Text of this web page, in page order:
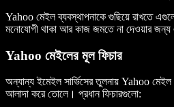
Yahoo মেইল ব্যবস্থাপনাকে গুছিয়ে রাখতে
মনোযোগী থাকা আর কাজ জমতে না দেওয়ার
Yahoo মেইলের মূল ফিচার
অন্যান্য ইমেইল সার্ভিসের তুলনায় Yahoo
আলাদা করে তোলে। প্রধান ফিচারগুলো: